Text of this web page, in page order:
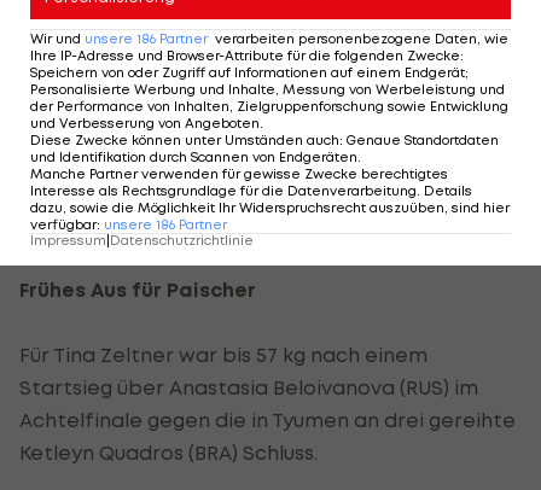
geworfen hatte.
“Für mich war wichtig, dass ich gleich mit einem
guten Kampf in das Turnier gekommen bin,
danach habe ich viel befreiter gekämpft. Das hat
sicherlich auch mit der Arbeit mit meinem
Mental-Coach Tom Tschernitschek zu Tun”, meinte
Drexler.
Frühes Aus für Paischer
Für Tina Zeltner war bis 57 kg nach einem
Startsieg über Anastasia Beloivanova (RUS) im
Achtelfinale gegen die in Tyumen an drei gereihte
Ketleyn Quadros (BRA) Schluss.
Wir und unsere 186 Partner verarbeiten personenbezogene Daten, wie
Ihre IP-Adresse und Browser-Attribute für die folgenden Zwecke:
Speichern von oder Zugriff auf Informationen auf einem Endgerät;
Personalisierte Werbung und Inhalte, Messung von Werbeleistung und
der Performance von Inhalten, Zielgruppenforschung sowie Entwicklung
und Verbesserung von Angeboten.
Diese Zwecke können unter Umständen auch: Genaue Standortdaten
und Identifikation durch Scannen von Endgeräten.
Manche Partner verwenden für gewisse Zwecke berechtigtes
Interesse als Rechtsgrundlage für die Datenverarbeitung. Details
dazu, sowie die Möglichkeit Ihr Widerspruchsrecht auszuüben, sind hier
verfügbar: unsere 186 Partner
Impressum Datenschutzrichtlinie